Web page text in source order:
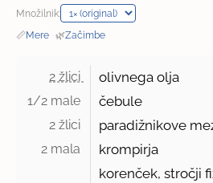
Množilnik:
📏Mere · 🌿Začimbe
2 žlici olivnega olja
1/2 male čebule
2 žlici paradižnikove
2 mala
krompirja
korenček, stročji